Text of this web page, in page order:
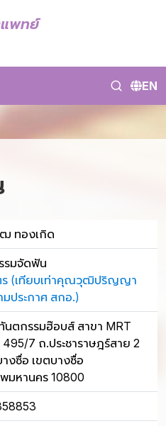
แพทย์
EN
ทองเกิด
รมจัดฟัน
(เทียบเท่าคุณวุฒิปริญญา
มประกาศ สกอ.)
นตกรรมฮ๊อบส์ สาขา MRT
495/7 ถ.ประชาราษฎร์สาย 2
งซื่อ เขตบางซื่อ
มหานคร 10800